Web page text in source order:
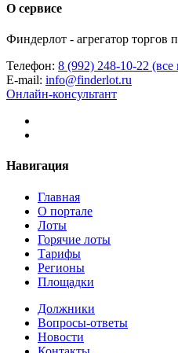
О сервисе
Финдерлот - агрегатор торгов
Телефон: 8 (992) 248-10-22
E-mail: info@finderlot.ru
Онлайн-консультант
Навигация
Главная
О портале
Лоты
Горячие лоты
Тарифы
Регионы
Площадки
Должники
Вопросы-ответы
Новости